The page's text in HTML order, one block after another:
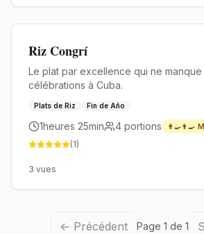
Riz Congrí
Le plat par excellence qui ne
célébrations à Cuba.
Plats de Riz Fin de Año
1heures 25min 4 portions 👨‍🍳👨‍🍳
(1)
3 vues
← Précédent Page 1 de 1